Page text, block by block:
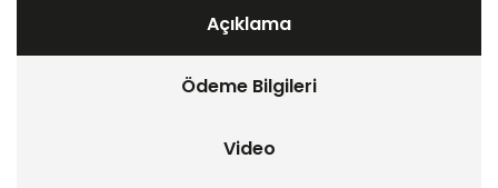
Açıklama
Ödeme Bilgileri
Video